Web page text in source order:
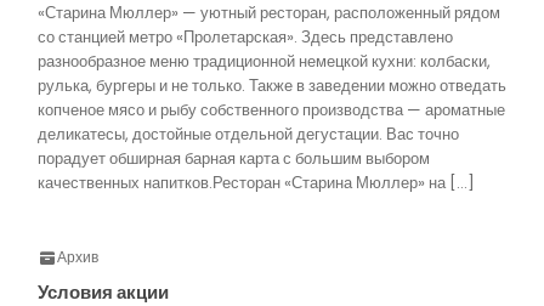
«Старина Мюллер» — уютный ресторан, расположенный рядом
со станцией метро «Пролетарская». Здесь представлено
разнообразное меню традиционной немецкой кухни: колбаски,
рулька, бургеры и не только. Также в заведении можно отведать
копченое мясо и рыбу собственного производства — ароматные
деликатесы, достойные отдельной дегустации. Вас точно
порадует обширная барная карта с большим выбором
качественных напитков.Ресторан «Старина Мюллер» на […]
Архив
Условия акции